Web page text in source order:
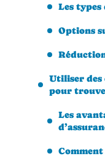
Les types
Options
Utiliser des
pour
Les